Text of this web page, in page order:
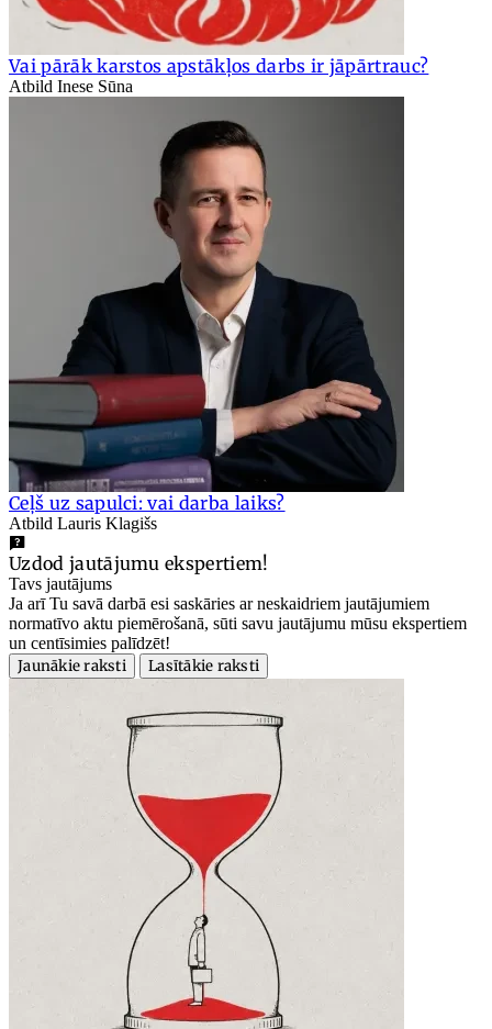
Vai pārāk karstos apstākļos darbs ir jāpārtrauc?
Atbild Inese Sūna
Ceļš uz sapulci: vai darba laiks?
Atbild Lauris Klagišs
Uzdod jautājumu ekspertiem!
Tavs jautājums
Ja arī Tu savā darbā esi saskāries ar neskaidriem jautājumiem
normatīvo aktu piemērošanā, sūti savu jautājumu mūsu ekspertiem
un centīsimies palīdzēt!
Jaunākie raksti
Lasītākie raksti